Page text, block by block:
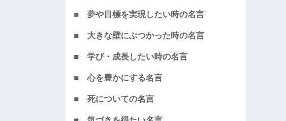
■ 夢や目標を実現したい時の名言
■ 大きな壁にぶつかった時の名言
■ 学び・成長したい時の名言
■ 心を豊かにする名言
■ 死についての名言